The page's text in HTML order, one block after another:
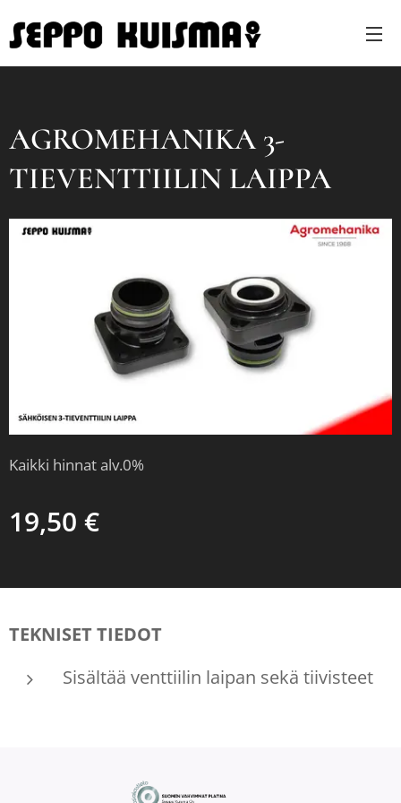
AGROMEHANIKA 3-
TIEVENTTIILIN LAIPPA
Kaikki hinnat alv.0%
19,50 €
TEKNISET TIEDOT
Sisältää venttiilin laipan sekä tiivisteet